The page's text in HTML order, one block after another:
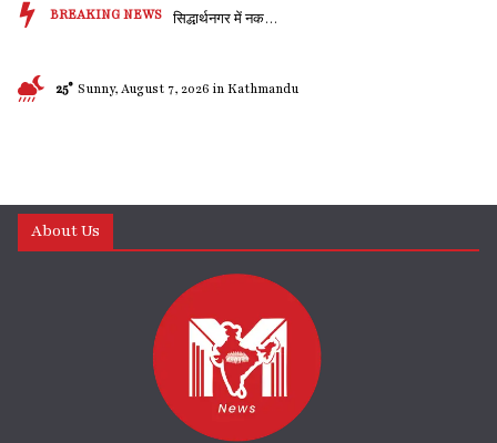
BREAKING NEWS सिद्धार्थनगर में नकली ...
25° Sunny, August 7, 2026 in Kathmandu
About Us